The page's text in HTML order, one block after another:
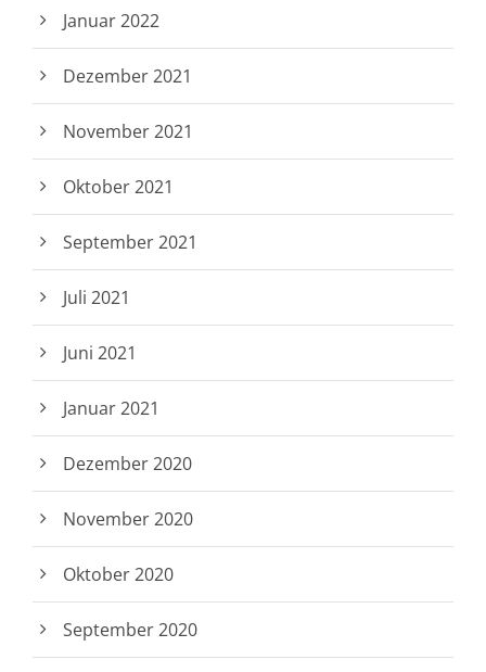
Januar 2022
Dezember 2021
November 2021
Oktober 2021
September 2021
Juli 2021
Juni 2021
Januar 2021
Dezember 2020
November 2020
Oktober 2020
September 2020